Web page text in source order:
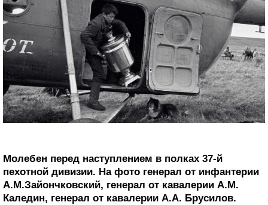
Молебен перед наступлением в полках 37-й
пехотной дивизии. На фото генерал от инфантерии
А.М.Зайончковский, генерал от кавалерии А.М.
Каледин, генерал от кавалерии А.А. Брусилов.